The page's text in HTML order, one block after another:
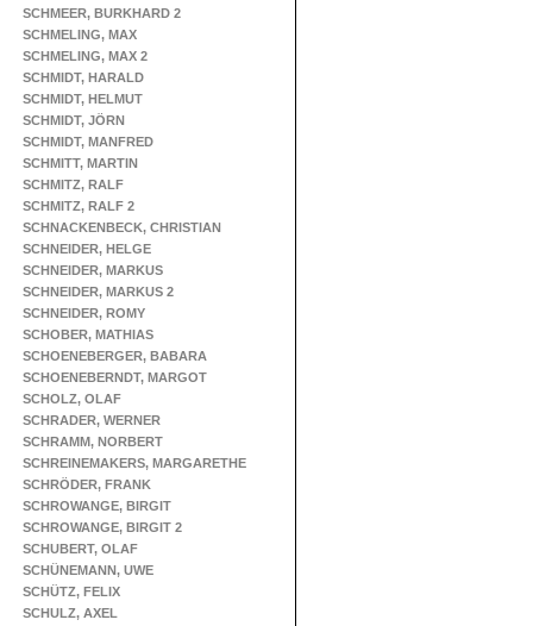
SCHMEER, BURKHARD 2
SCHMELING, MAX
SCHMELING, MAX 2
SCHMIDT, HARALD
SCHMIDT, HELMUT
SCHMIDT, JÖRN
SCHMIDT, MANFRED
SCHMITT, MARTIN
SCHMITZ, RALF
SCHMITZ, RALF 2
SCHNACKENBECK, CHRISTIAN
SCHNEIDER, HELGE
SCHNEIDER, MARKUS
SCHNEIDER, MARKUS 2
SCHNEIDER, ROMY
SCHOBER, MATHIAS
SCHOENEBERGER, BABARA
SCHOENEBERNDT, MARGOT
SCHOLZ, OLAF
SCHRADER, WERNER
SCHRAMM, NORBERT
SCHREINEMAKERS, MARGARETHE
SCHRÖDER, FRANK
SCHROWANGE, BIRGIT
SCHROWANGE, BIRGIT 2
SCHUBERT, OLAF
SCHÜNEMANN, UWE
SCHÜTZ, FELIX
SCHULZ, AXEL